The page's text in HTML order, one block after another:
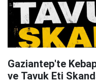
Gaziantep'te
ve Tavuk Eti